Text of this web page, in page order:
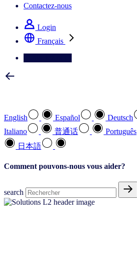
Contactez-nous
Login
Français
English Español Deutsch
Italiano
普通话 Português
日本語
Comment pouvons-nous vous aider?
search